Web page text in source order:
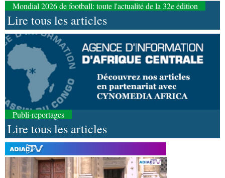
Mondial 2026 de football: toute l'actualité de la 32e édition
Lire tous les articles
Publi-reportages
Lire tous les articles
08-08-2026 16:30
SociétéLutte contre les épidémies : les employés
de la maison de retraite Kambissi en formation